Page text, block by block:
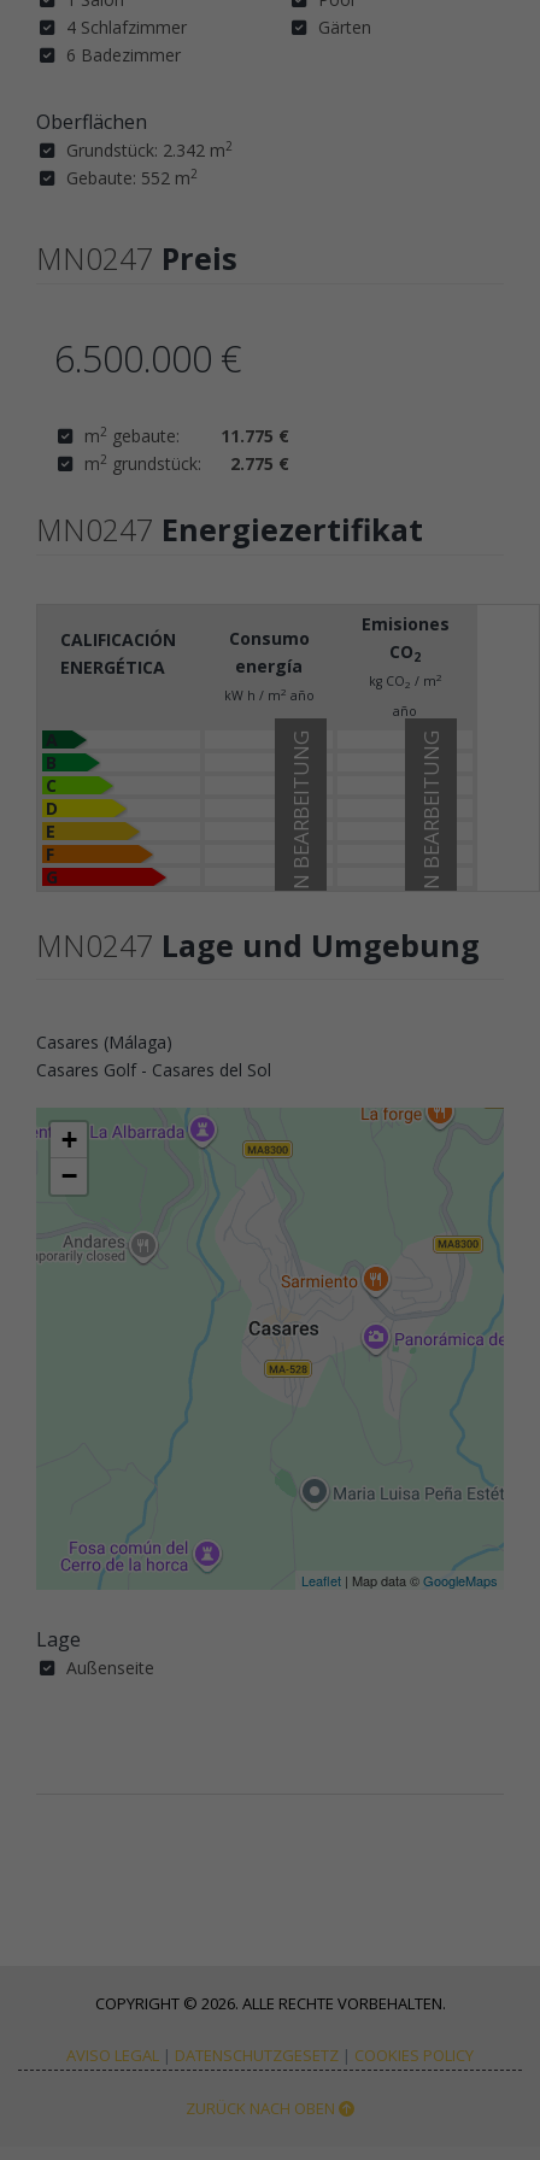
4 Schlafzimmer
6 Badezimmer
Oberflächen
Grundstück: 2.342 m2
Gebaute: 552 m2
Gärten
MN0247 Preis
6.500.000 €
m2 gebaute:
11.775 €
m2 grundstück: 2.775 €
MN0247 Energiezertifikat
CALIFICACIÓN
ENERGÉTICA
Consumo
energía
kW h / m2 año
Emisiones
CO2
kg CO2 / m2
año
B
C
D
E
F
G
IN BEARBEITUNG
IN BEARBEITUNG
MN0247 Lage und Umgebung
Casares (Málaga)
Casares Golf - Casares del Sol
+
−
Leaflet | Map data ©GoogleMaps
Lage
Außenseite
COPYRIGHT © 2026. ALLE RECHTE VORBEHALTEN.
AVISO LEGAL | DATENSCHUTZGESETZ | COOKIES POLICY
ZURÜCK NACH OBEN